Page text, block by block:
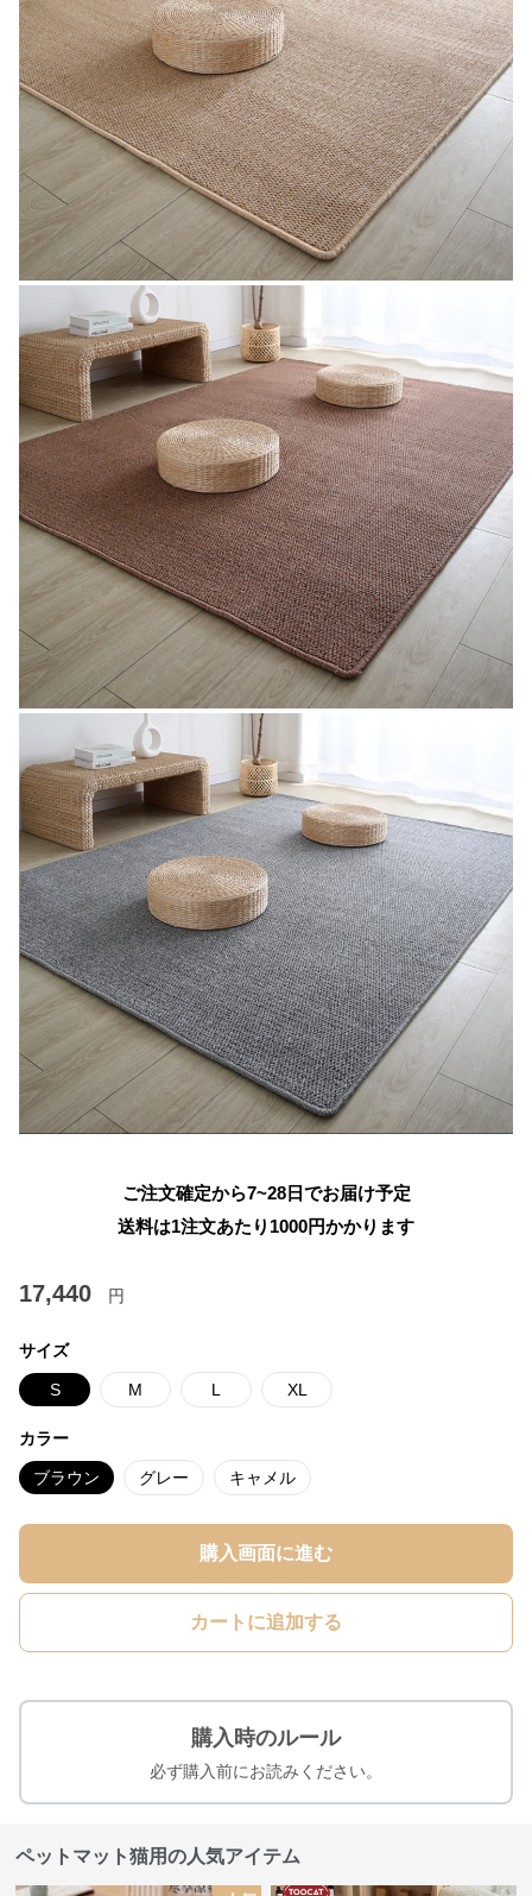
ご注文確定から7~28日でお届け予定
送料は1注文あたり 1000円かかります
17,440 円
サイズ
S M L XL
カラー
ブラウン グレー キャメル
購入画面に進む
カートに追加する
購入時のルール
必ず購入前にお読みください。
ペットマット猫用の人気アイテム